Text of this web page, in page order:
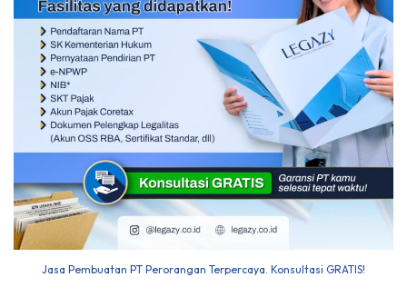
Jasa Pembuatan PT Perorangan Terpercaya. Konsultasi GRATIS!